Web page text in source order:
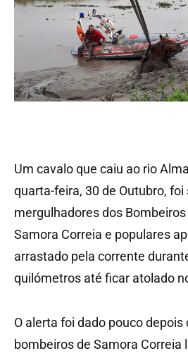
Um cavalo que caiu ao rio
quarta-feira, 30 de Outubro, foi
mergulhadores dos
Samora Correia e populares
arrastado pela corrente
quilómetros até ficar atolado
O alerta foi dado pouco depois
bombeiros de Samora Correia